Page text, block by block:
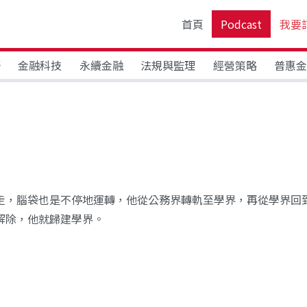
首頁 Podcast 我要
金融科技 永續金融 法規與監理 經營策略 普惠
腦袋也是不停地運轉，他從公務界轉軌至學界，再從學界回
，他就歸建學界。